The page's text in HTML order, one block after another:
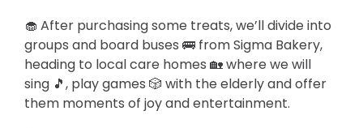
🧁 After purchasing some treats, we’ll divide into
groups and board buses 🚌 from Sigma Bakery,
heading to local care homes 🏡 where we will
sing 🎵, play games 🎲 with the elderly and offer
them moments of joy and entertainment.